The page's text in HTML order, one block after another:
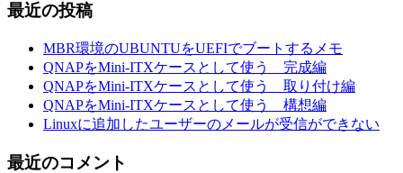
最近の投稿
MBR環境のUBUNTUをUEFIでブートするメモ
QNAPをMini-ITXケースとして使う 完成編
QNAPをMini-ITXケースとして使う 取り付け編
QNAPをMini-ITXケースとして使う 構想編
Linuxに追加したユーザーのメールが受信ができない
最近のコメント